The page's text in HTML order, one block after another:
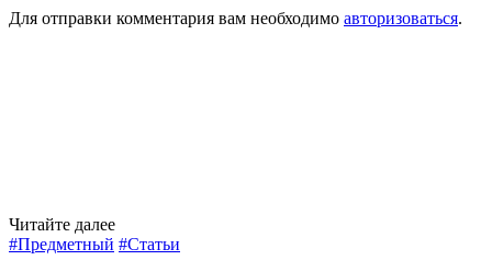
Для отправки комментария вам необходимо авторизоваться.
Читайте далее
#Предметный #Статьи